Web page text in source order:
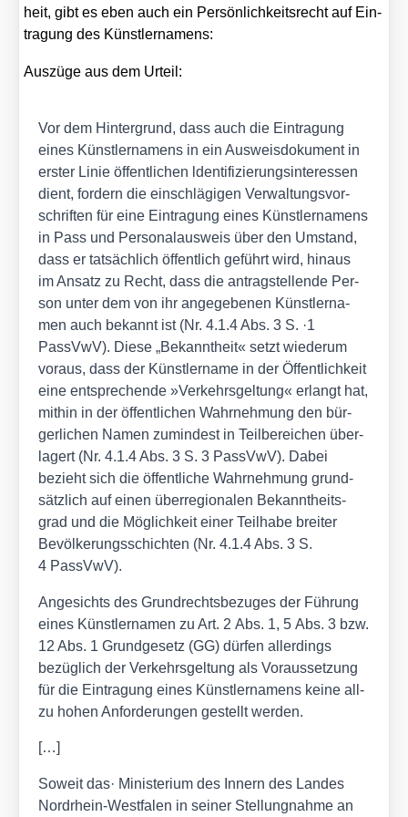
heit, gibt es eben auch ein Per­sön­lich­keits­recht auf Ein­
tra­gung des Künst­ler­na­mens:
Aus­zü­ge aus dem Urteil:
Vor dem Hin­ter­grund, dass auch die Ein­tra­gung
eines Künst­ler­na­mens in ein Aus­weis­do­ku­ment in
ers­ter Linie öffent­li­chen lden­ti­fi­zie­rungs­in­ter­es­sen
dient, for­dern die ein­schlä­gi­gen Ver­wal­tungs­vor­
schrif­ten für eine Ein­tra­gung eines Künst­ler­na­mens
in Pass und Per­so­nal­aus­weis über den Umstand,
dass er tat­säch­lich öffent­lich geführt wird, hin­aus
im Ansatz zu Recht, dass die antrag­stel­len­de Per­
son unter dem von ihr ange­ge­be­nen Künst­ler­na­
men auch bekannt ist (Nr. 4.1.4 Abs. 3 S. ·1
PassVwV). Die­se „Bekannt­heit« setzt wie­der­um
vor­aus, dass der Künst­ler­na­me in der Öffent­lich­keit
eine ent­spre­chen­de »Ver­kehrs­gel­tung« erlangt hat,
mit­hin in der öffent­li­chen Wahr­neh­mung den bür­
ger­li­chen Namen zumin­dest in Teil­be­rei­chen über­
la­gert (Nr. 4.1.4 Abs. 3 S. 3 PassVwV). Dabei
bezieht sich die öffent­li­che Wahr­neh­mung grund­
sätz­lich auf einen über­re­gio­na­len Bekannt­heits­
grad und die Mög­lich­keit einer Teil­ha­be brei­ter
Bevöl­ke­rungs­schich­ten (Nr. 4.1.4 Abs. 3 S.
4 PassVwV).
Ange­sichts des Grund­rechts­be­zu­ges der Füh­rung
eines Künst­ler­na­men zu Art. 2 Abs. 1, 5 Abs. 3 bzw.
12 Abs. 1 Grund­ge­setz (GG) dür­fen aller­dings
bezüg­lich der Ver­kehrs­gel­tung als Vor­aus­set­zung
für die Ein­tra­gung eines Künst­ler­na­mens kei­ne all­
zu hohen Anfor­de­run­gen gestellt wer­den.
[…]
Soweit das· Minis­te­ri­um des Innern des Lan­des
Nord­rhein-West­fa­len in sei­ner Stel­lung­nah­me an